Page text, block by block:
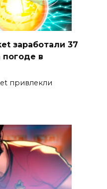
заработали 37
в
привлекли